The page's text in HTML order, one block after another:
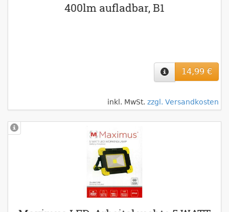
400lm aufladbar, B1
14,99 €
inkl. MwSt. zzgl. Versandkosten